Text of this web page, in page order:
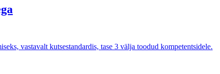
vastavalt kutsestandardis, tase 3 välja toodud kompetentsidele.